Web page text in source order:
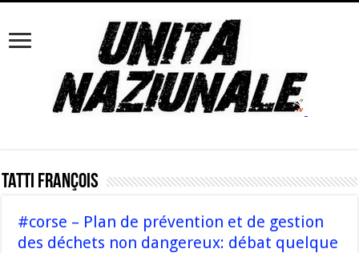
Tatti François
#corse – Plan de prévention et de gestion
des déchets non dangereux: débat quelque